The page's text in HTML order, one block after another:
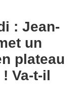
: Jean-
un
plateau
Va-t-il